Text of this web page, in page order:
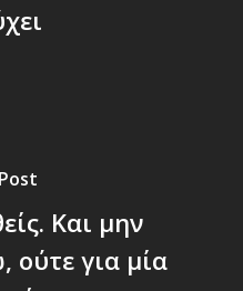
Και μην
ούτε για μία